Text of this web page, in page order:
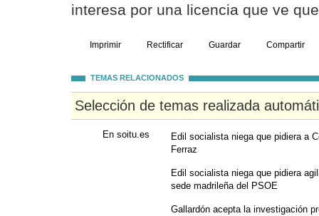
interesa por una licencia que ve
Imprimir Rectificar Guardar Compartir
TEMAS RELACIONADOS
Selección de temas realizada
En soitu.es
Edil socialista niega que pidiera a
Ferraz
Edil socialista niega que pidiera
sede madrileña del PSOE
Gallardón acepta la investigación